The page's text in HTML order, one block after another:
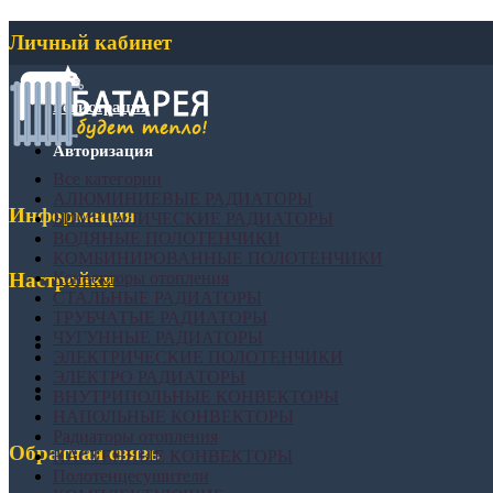
Личный кабинет
Регистрация
Авторизация
Информация
Настройки
Обратная связь
БИМЕТАЛИЧЕСКИЕ РАДИАТОРЫ
Конвекторы отопления
СТАЛЬНЫЕ РАДИАТОРЫ
НАСТЕННЫЕ КОНВЕКТОРЫ